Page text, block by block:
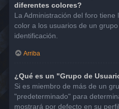
diferentes colores?
La Administración del foro
color a los usuarios de un
identificación.
Arriba
¿Qué es un "Grupo de
Si es miembro de más de un
"predeterminado" para
mostrará por defecto en su